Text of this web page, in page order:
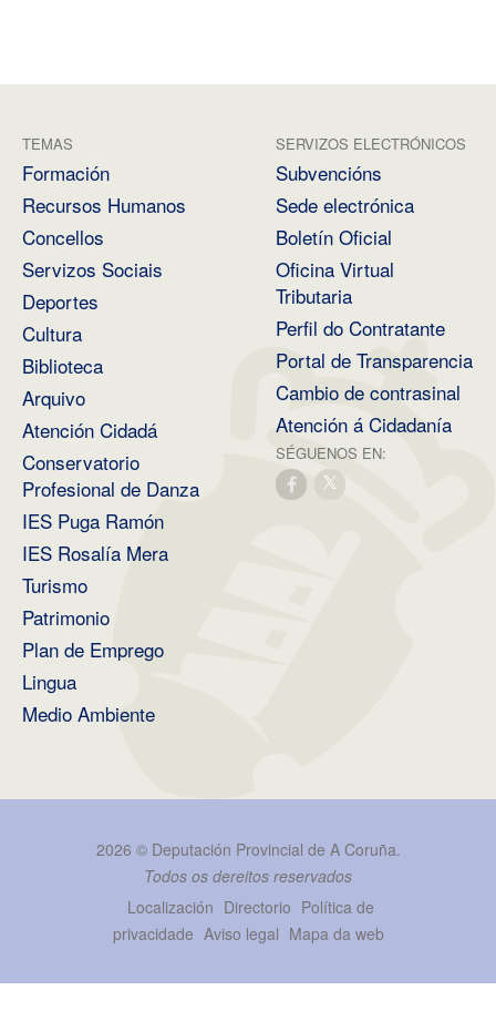
TEMAS
Formación
Recursos Humanos
Concellos
Servizos Sociais
Deportes
Cultura
Biblioteca
Arquivo
Atención Cidadá
Conservatorio
Profesional de Danza
IES Puga Ramón
IES Rosalía Mera
Turismo
Patrimonio
Plan de Emprego
Lingua
Medio Ambiente
SERVIZOS ELECTRÓNICOS
Subvencións
Sede electrónica
Boletín Oficial
Oficina Virtual
Tributaria
Perfil do Contratante
Portal de Transparencia
Cambio de contrasinal
Atención á Cidadanía
SÉGUENOS EN:
2026 © Deputación Provincial de A Coruña.
Todos os dereitos reservados
Localización Directorio Política de
privacidade Aviso legal Mapa da web